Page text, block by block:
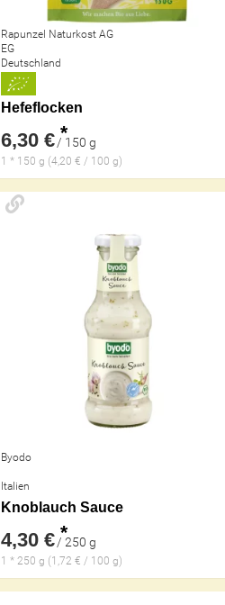
Rapunzel Naturkost AG
EG
Deutschland
Hefeflocken
6,30 €*
/ 150 g
1 * 150 g (4,20 € / 100 g)
Byodo
Italien
Knoblauch Sauce
4,30 €*
/ 250 g
1 * 250 g (1,72 € / 100 g)